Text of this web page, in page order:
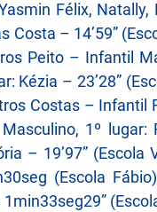
Félix,
Costa – 14’59”
Peito – Infantil
Kézia – 23’28”
Costas – Infantil
1º lugar:
– 19’97”
(Escola